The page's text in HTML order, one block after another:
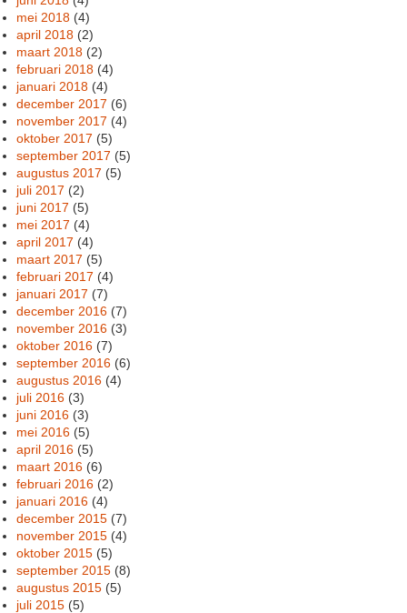
mei 2018 (4)
april 2018 (2)
maart 2018 (2)
februari 2018 (4)
januari 2018 (4)
december 2017 (6)
november 2017 (4)
oktober 2017 (5)
september 2017 (5)
augustus 2017 (5)
juli 2017 (2)
juni 2017 (5)
mei 2017 (4)
april 2017 (4)
maart 2017 (5)
februari 2017 (4)
januari 2017 (7)
december 2016 (7)
november 2016 (3)
oktober 2016 (7)
september 2016 (6)
augustus 2016 (4)
juli 2016 (3)
juni 2016 (3)
mei 2016 (5)
april 2016 (5)
maart 2016 (6)
februari 2016 (2)
januari 2016 (4)
december 2015 (7)
november 2015 (4)
oktober 2015 (5)
september 2015 (8)
augustus 2015 (5)
juli 2015 (5)